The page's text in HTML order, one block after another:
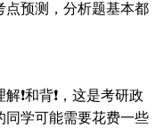
点预测，分析题基本都
和背❗，这是考研政
同学可能需要花费一些